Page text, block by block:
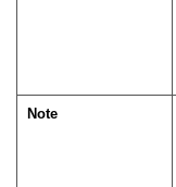
Note